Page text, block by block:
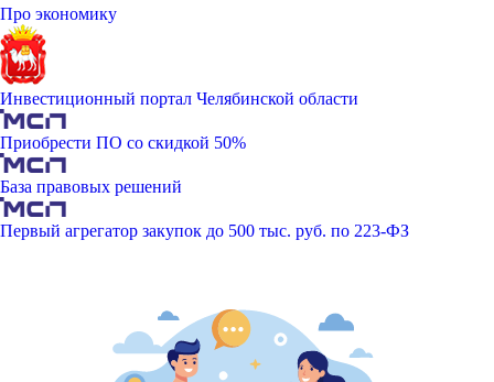
Про экономику
Инвестиционный портал Челябинской области
Приобрести ПО со скидкой 50%
База правовых решений
Первый агрегатор закупок до 500 тыс. руб. по 223-ФЗ